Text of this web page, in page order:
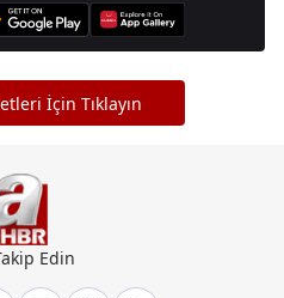
İçin Tıklayın
Edin